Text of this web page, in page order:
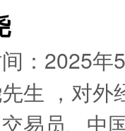
：2025年
生 ，对外
易员、中